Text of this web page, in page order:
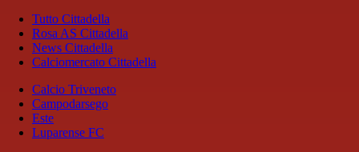
Tutto Cittadella
Rosa AS Cittadella
News Cittadella
Calciomercato Cittadella
Calcio Triveneto
Campodarsego
Este
Luparense FC